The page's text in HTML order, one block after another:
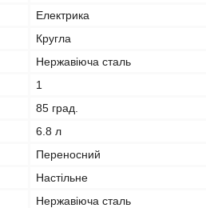
Електрика
Кругла
Нержавіюча сталь
1
85 град.
6.8 л
Переносний
Настільне
Нержавіюча сталь